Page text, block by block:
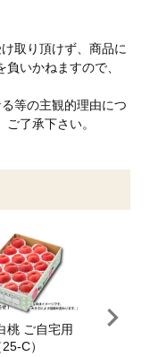
取り頂けず、商品に
いかねますので、
等の主観的理由につ
了承下さい。
桃 ご自宅用
C）
特大ス